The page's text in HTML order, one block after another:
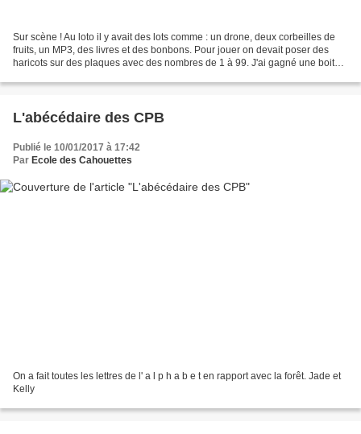
Sur scène ! Au loto il y avait des lots comme : un drone, deux corbeilles de
fruits, un MP3, des livres et des bonbons. Pour jouer on devait poser des
haricots sur des plaques avec des nombres de 1 à 99. J'ai gagné une boite
L'abécédaire des CPB
Publié le 10/01/2017 à 17:42
Par Ecole des Cahouettes
On a fait toutes les lettres de l' a l p h a b e t en rapport avec la forêt. Jade et
Kelly